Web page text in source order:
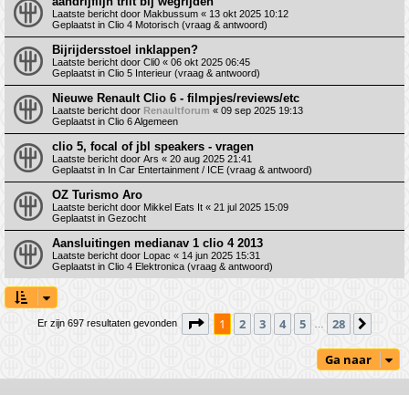
Laatste bericht door Makbussum « 13 okt 2025 10:12
Geplaatst in Clio 4 Motorisch (vraag & antwoord)
Bijrijdersstoel inklappen?
Laatste bericht door Cli0 « 06 okt 2025 06:45
Geplaatst in Clio 5 Interieur (vraag & antwoord)
Nieuwe Renault Clio 6 - filmpjes/reviews/etc
Laatste bericht door Renaultforum « 09 sep 2025 19:13
Geplaatst in Clio 6 Algemeen
clio 5, focal of jbl speakers - vragen
Laatste bericht door Ars « 20 aug 2025 21:41
Geplaatst in In Car Entertainment / ICE (vraag & antwoord)
OZ Turismo Aro
Laatste bericht door Mikkel Eats It « 21 jul 2025 15:09
Geplaatst in Gezocht
Aansluitingen medianav 1 clio 4 2013
Laatste bericht door Lopac « 14 jun 2025 15:31
Geplaatst in Clio 4 Elektronica (vraag & antwoord)
Er zijn 697 resultaten gevonden Pagina van28
1 2 3 4 5 28
Ga naar